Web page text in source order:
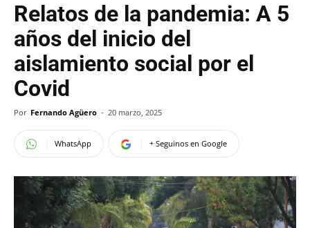
Relatos de la pandemia: A 5
años del inicio del
aislamiento social por el
Covid
Por Fernando Agüero - 20 marzo, 2025
WhatsApp + Seguinos en Google